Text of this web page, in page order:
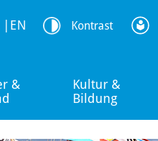
&
Kultur &
Bildung
EN Kontrast